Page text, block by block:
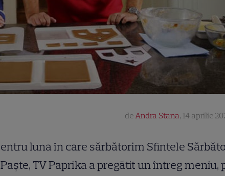
deAndra Stana, 14 aprilie
entru luna în care sărbătorim Sfintele
Paște, TV Paprika a pregătit un întreg meniu,